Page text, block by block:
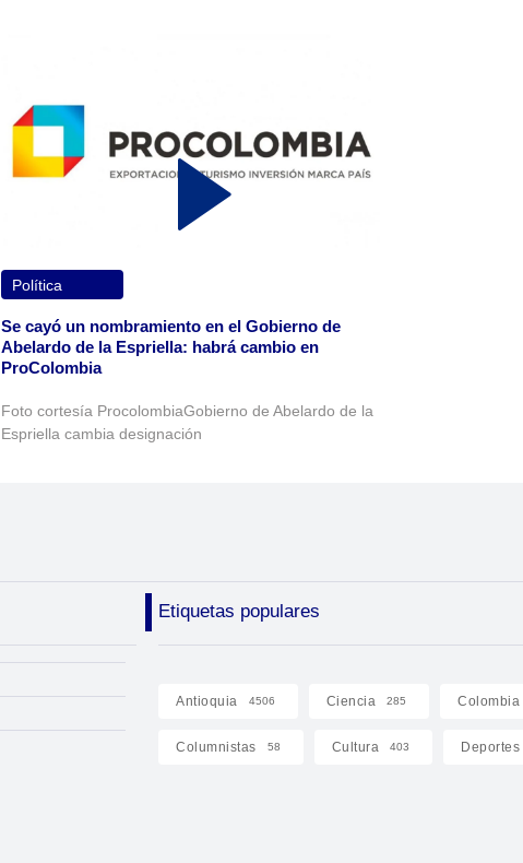
Política
Se cayó un nombramiento en el Gobierno de
Abelardo de la Espriella: habrá cambio en
ProColombia
Foto cortesía ProcolombiaGobierno de Abelardo de la
Espriella cambia designación
Etiquetas populares
Antioquia 4506 Ciencia 285 Colombia
Columnistas 58 Cultura 403 Deportes